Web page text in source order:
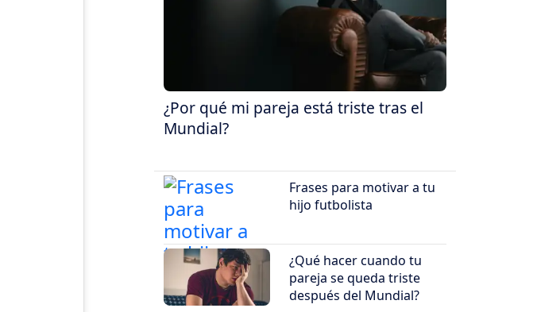
¿Por qué mi pareja está triste tras el
Mundial?
Frases para motivar a tu
hijo futbolista
¿Qué hacer cuando tu
pareja se queda triste
después del Mundial?